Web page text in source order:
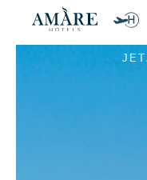
Inhalt
springen